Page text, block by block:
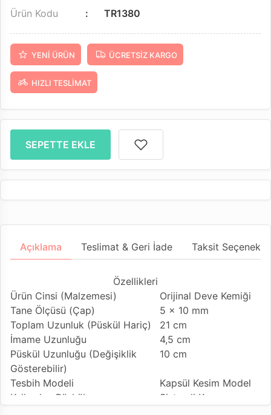
Ürün Kodu
TR1380
YENI ÜRÜN ÜCRETSIZ KARGO
HIZLI TESLIMAT
SEPETTE EKLE
Açıklama Teslimat & Geri İade Taksit
Özellikleri
Ürün Cinsi (Malzemesi)
Orijinal Deve Kemiği
Tane Ölçüsü (Çap)
5 x 10 mm
Toplam Uzunluk (Püskül Hariç)
21 cm
İmame Uzunluğu
4,5 cm
Püskül Uzunluğu (Değişiklik
Gösterebilir)
10 cm
Tesbih Modeli
Kapsül Kesim Model
Kullanılan Püskül
Sistemli Kamçı